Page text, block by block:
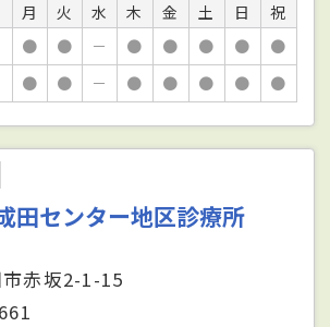
月 火 水 木 金 土 日
祝
● ● － ● ● ● ●
●
● ● － ● ● ● ● ●
田センター地区診療所
赤坂2-1-15